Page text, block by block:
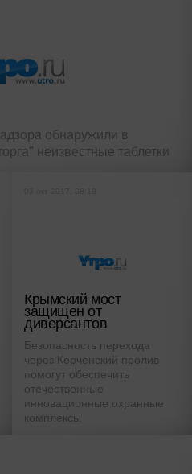
обнаружили в
неизвестные таблетки
Крымский мост
защищен от
диверсантов
Безопасность перехода
через Керченский пролив
помогут обеспечить
отечественные
инновационные охранные
комплексы